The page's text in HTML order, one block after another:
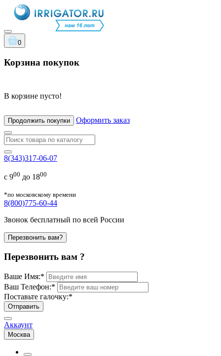
0
Корзина покупок
В корзине пусто!
Продолжить покупки Оформить заказ
8(343)317-06-07
с 900 до 1800
*по московскому времени
8(800)775-60-44
Звонок бесплатный по всей России
Перезвонить вам?
Перезвонить вам ?
Ваше Имя:*
Ваш Телефон:*
Поставьте галочку:*
Отправить
Аккаунт
Москва